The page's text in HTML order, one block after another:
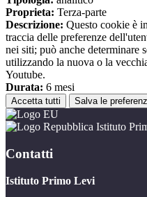
Proprieta: Terza-parte
Descrizione: Questo cookie è
traccia delle preferenze
nei siti; può anche determinare
utilizzando la nuova o la
Youtube.
Durata: 6 mesi
Accetta tutti Salva le
Istituto
Contatti
Istituto Primo Levi